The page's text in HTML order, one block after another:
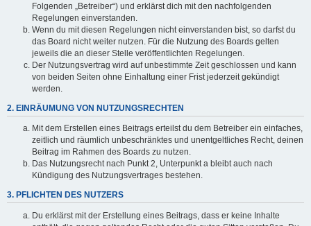
Folgenden „Betreiber“) und erklärst dich mit den nachfolgenden
Regelungen einverstanden.
Wenn du mit diesen Regelungen nicht einverstanden bist, so darfst du
das Board nicht weiter nutzen. Für die Nutzung des Boards gelten
jeweils die an dieser Stelle veröffentlichten Regelungen.
Der Nutzungsvertrag wird auf unbestimmte Zeit geschlossen und kann
von beiden Seiten ohne Einhaltung einer Frist jederzeit gekündigt
werden.
2. EINRÄUMUNG VON NUTZUNGSRECHTEN
Mit dem Erstellen eines Beitrags erteilst du dem Betreiber ein einfaches,
zeitlich und räumlich unbeschränktes und unentgeltliches Recht, deinen
Beitrag im Rahmen des Boards zu nutzen.
Das Nutzungsrecht nach Punkt 2, Unterpunkt a bleibt auch nach
Kündigung des Nutzungsvertrages bestehen.
3. PFLICHTEN DES NUTZERS
Du erklärst mit der Erstellung eines Beitrags, dass er keine Inhalte